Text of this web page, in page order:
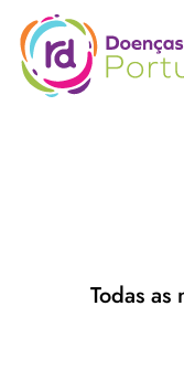
Todas